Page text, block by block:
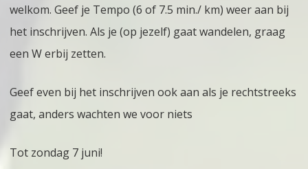
welkom. Geef je Tempo (6 of 7.5 min./ km) weer aan bij
het inschrijven. Als je (op jezelf) gaat wandelen, graag
een W erbij zetten.
Geef even bij het inschrijven ook aan als je rechtstreeks
gaat, anders wachten we voor niets
Tot zondag 7 juni!